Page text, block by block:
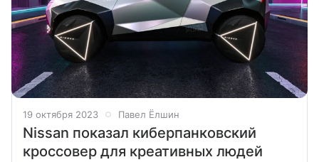
19 октября 2023 Павел Ёлшин
Nissan показал киберпанковский
кроссовер для креативных людей